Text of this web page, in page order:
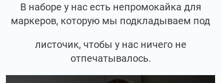
В наборе у нас есть непромокайка для
маркеров, которую мы подкладываем под
листочик, чтобы у нас ничего не
отпечатывалось.